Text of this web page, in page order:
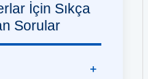
İçin Sıkça
Sorular